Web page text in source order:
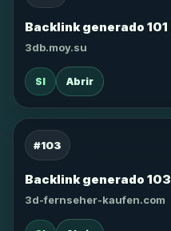
Backlink generado 101
3db.moy.su
SI Abrir
#103
Backlink generado 103
3d-fernseher-kaufen.com